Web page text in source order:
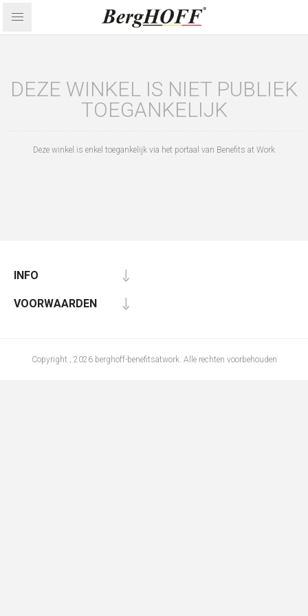
DEZE WINKEL IS NIET PUBLIEK
TOEGANKELIJK
Deze winkel is enkel toegankelijk via het portaal van Benefits at Work
INFO
VOORWAARDEN
Copyright ; 2026 berghoff-benefitsatwork. Alle rechten voorbehouden